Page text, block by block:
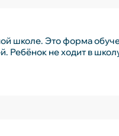
школе. Это форма
Ребёнок не ходит в